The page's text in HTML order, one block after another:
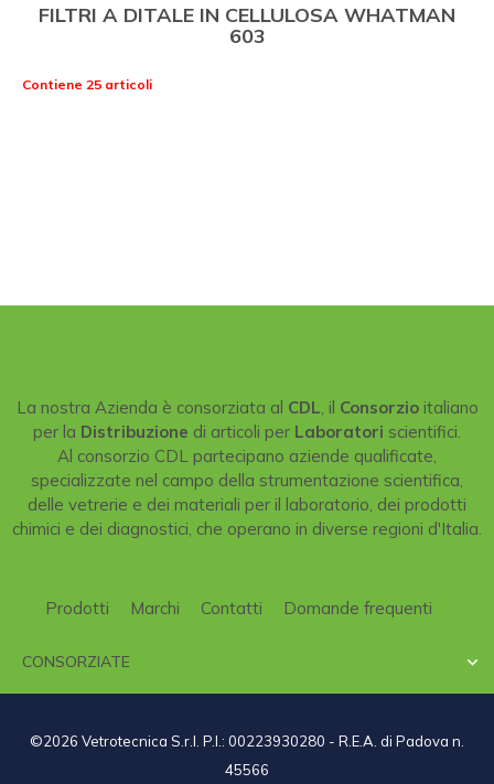
FILTRI A DITALE IN CELLULOSA WHATMAN
603
Contiene 25 articoli
La nostra Azienda è consorziata al CDL , il Consorzioitaliano
per la Distribuzione di articoli per Laboratori scientifici.
Al consorzio CDL partecipano aziende qualificate,
specializzate nel campo della strumentazione scientifica,
delle vetrerie e dei materiali per il laboratorio, dei prodotti
chimici e dei diagnostici, che operano in diverse regioni d'Italia.
Prodotti Marchi Contatti Domande frequenti
CONSORZIATE 
©2026 Vetrotecnica S.r.l. P.I.: 00223930280 - R.E.A. di Padova n.
45566